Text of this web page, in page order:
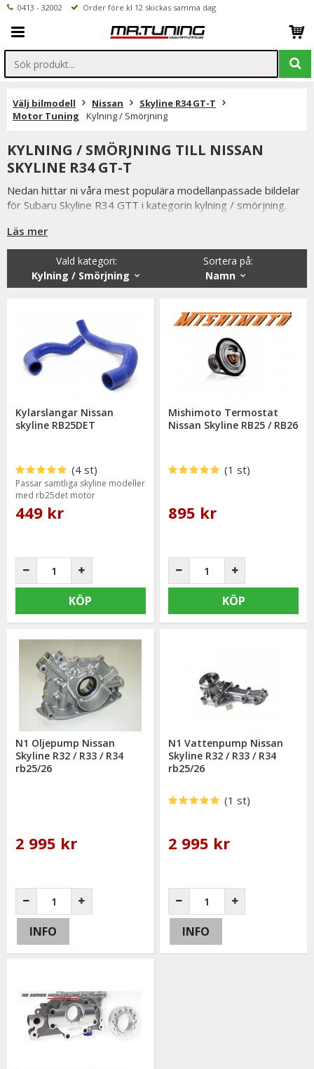
0413 - 32002 Order före kl 12 skickas samma dag
Välj bilmodell Nissan
Skyline R34 GT-T
Motor Tuning
Kylning / Smörjning
KYLNING / SMÖRJNING TILL NISSAN
SKYLINE R34 GT-T
Nedan hittar ni våra mest populära modellanpassade bildelar
för Subaru Skyline R34 GTT i kategorin kylning / smörjning.
Vi lagerför oljepump, vattenpump, kylare, termostater, öppna
Ni når oss på 041332002 (vardagar 9-16) eller per mail
info@mrtuning.se
Läs mer
Sortera på:
Namn
Vald kategori:
Kylning / Smörjning
Kylarslangar Nissan
skyline RB25DET
(4 st)
Passar samtliga skyline modeller
med rb25det motor
449 kr
KÖP
Mishimoto Termostat
Nissan Skyline RB25 / RB26
(1 st)
895 kr
KÖP
N1 Oljepump Nissan
Skyline R32 / R33 / R34
rb25/26
2 995 kr
INFO
N1 Vattenpump Nissan
Skyline R32 / R33 / R34
rb25/26
(1 st)
2 995 kr
INFO